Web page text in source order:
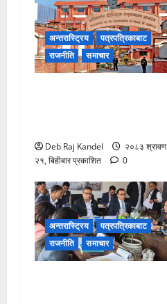
अन्तरास्ट्रिय
पत्रपत्रिकाबाट
राजनीति
समाचार
Deb Raj Kandel
२०८३ श्रावण
२१, बिहीबार प्रकाशित
0
अन्तरास्ट्रिय
पत्रपत्रिकाबाट
राजनीति
समाचार